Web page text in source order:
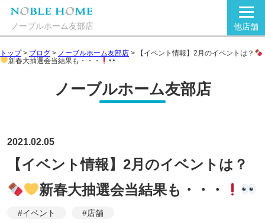
ノーブルホーム友部店 他店舗
トップ> ブログ > ノーブルホーム友部店 >
【イベント情報】2月のイベントは？
新春大抽選会当結果も・・・
ノーブルホーム友部店
2021.02.05
【イベント情報】2月のイベントは？
新春大抽選会当結果も・・・
#イベント #店舗